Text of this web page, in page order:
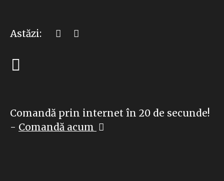
Astăzi:
Comandă prin internet în 20 de secunde!
- Comandă acum